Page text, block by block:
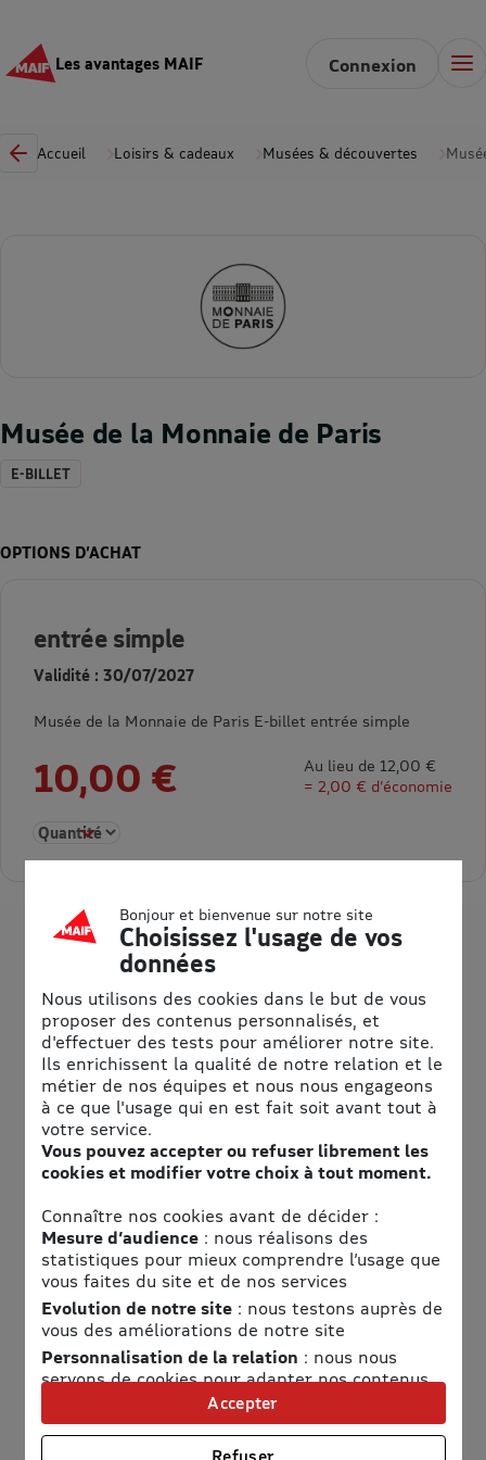
Les avantages MAIF Connexion
Accueil Loisirs & cadeaux Musées & découvertes
Musée de la Monnaie de Paris
E-BILLET
OPTIONS D’ACHAT
entrée simple
Validité : 30/07/2027
Musée de la Monnaie de Paris E-billet entrée simple
10,00 €
Au lieu de 12,00 €
= 2,00 € d’économie
Sélectionner la quantité pour entrée simple
Informations pratiques
Adresse
Musée de la Monnaie de Paris
11 Quai de Conti
75006 Paris
Horaires
Voir les horaires
Voir le plan d'accès
Bonjour et bienvenue sur notre site
Choisissez l'usage de vos
données
Nous utilisons des cookies dans le but de vous
proposer des contenus personnalisés, et
d'effectuer des tests pour améliorer notre site.
Ils enrichissent la qualité de notre relation et le
métier de nos équipes et nous nous engageons
à ce que l'usage qui en est fait soit avant tout à
votre service.
Vous pouvez accepter ou refuser librement les
cookies et modifier votre choix à tout moment.
Connaître nos cookies avant de décider :
Mesure d’audience: nous réalisons des
statistiques pour mieux comprendre l’usage que
vous faites du site et de nos services
Evolution de notre site: nous testons auprès de
vous des améliorations de notre site
Personnalisation de la relation : nous nous
servons de cookies pour adapter nos contenus
et personnaliser nos offres
Univers publicitaire: nous utilisons avec nos
partenaires des cookies pour afficher des
Refuser
Accepter